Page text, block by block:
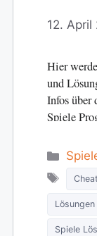
12. April
Hier
und
Infos über
Spiele
Tags
Cheat
Lösungen
Spiele